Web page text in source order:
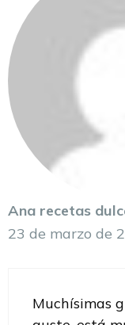
Ana recetas
23 de marzo de
Muchísimas